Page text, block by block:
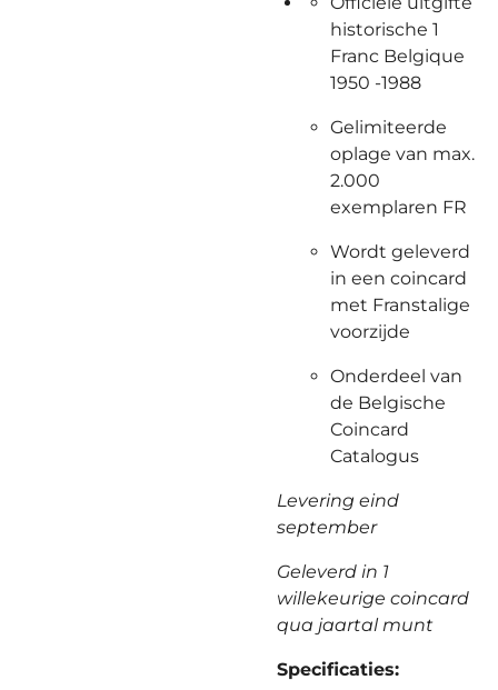
historische 1
Franc Belgique
1950 -1988
Gelimiteerde
oplage van max.
2.000
exemplaren FR
Wordt geleverd
in een coincard
met Franstalige
voorzijde
Onderdeel van
de Belgische
Coincard
Catalogus
Levering eind
september
Geleverd in 1
willekeurige coincard
qua jaartal munt
Specificaties: